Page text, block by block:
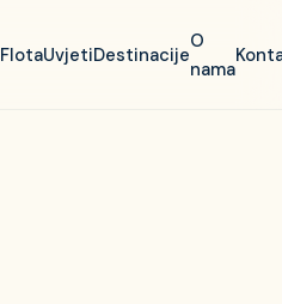
FlotaUvjetiDestinacije
O
nama